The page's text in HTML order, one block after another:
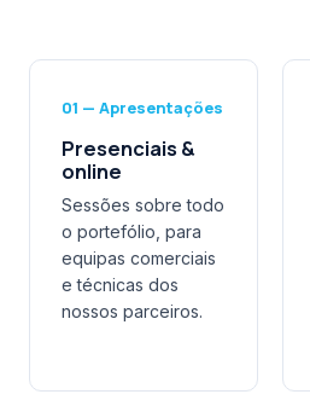
01 — Apresentações
Presenciais &
online
Sessões sobre todo
o portefólio, para
equipas comerciais
e técnicas dos
nossos parceiros.